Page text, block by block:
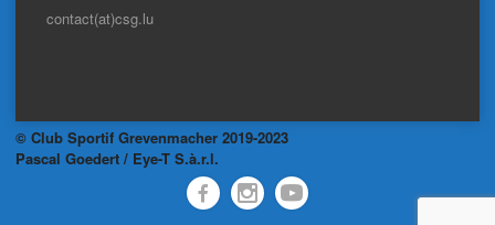
contact(at)csg.lu
© Club Sportif Grevenmacher 2019-2023
Pascal Goedert / Eye-T S.à.r.l.